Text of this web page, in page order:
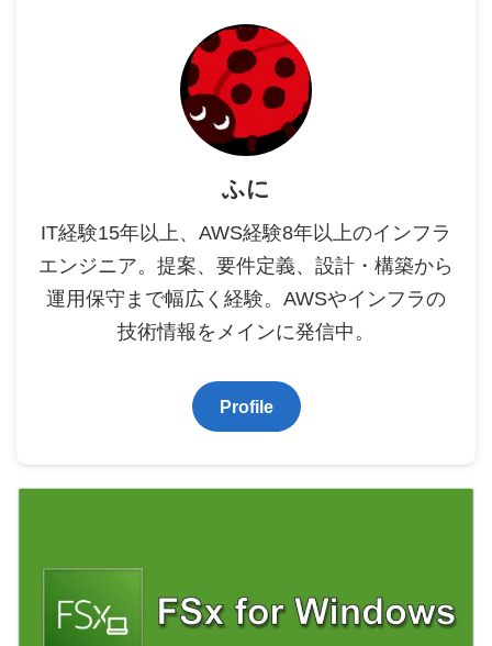
ふに
IT経験15年以上、AWS経験8年以上のインフラ
エンジニア。提案、要件定義、設計・構築から
運用保守まで幅広く経験。AWSやインフラの
技術情報をメインに発信中。
Profile